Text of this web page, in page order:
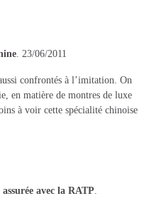
. 23/06/2011
confrontés à l’imitation. On
en matière de montres de luxe
à voir cette spécialité chinoise
avec la RATP